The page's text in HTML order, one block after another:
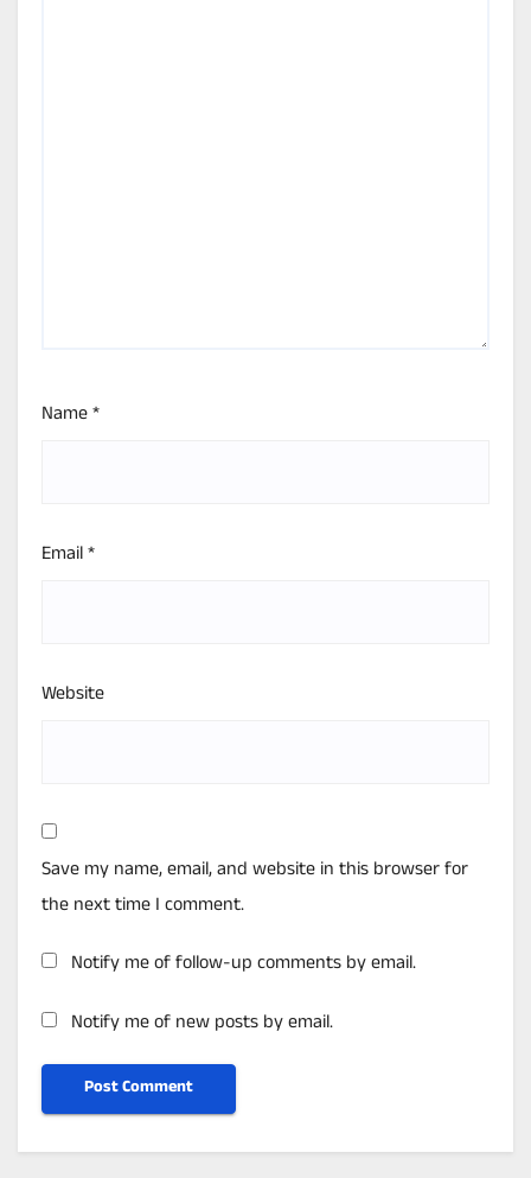
Name*
Email*
Website
Save my name, email, and website in this browser for
the next time I comment.
Notify me of follow-up comments by email.
Notify me of new posts by email.